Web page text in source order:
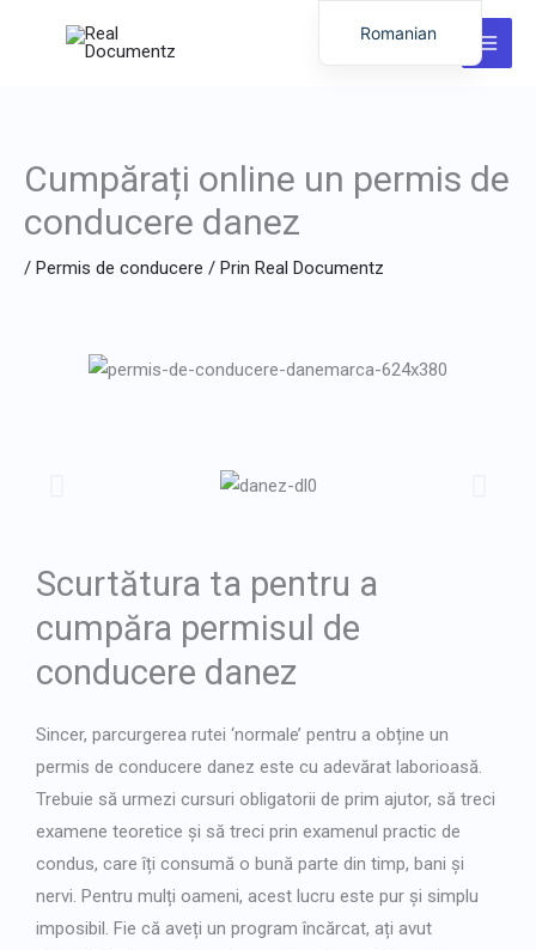
Cumpărați online un permis de
conducere danez
/ Permis de conducere / Prin Real Documentz
Scurtătura ta pentru a
cumpăra permisul de
conducere danez
Sincer, parcurgerea rutei ‘normale’ pentru a obține un
permis de conducere danez este cu adevărat laborioasă.
Trebuie să urmezi cursuri obligatorii de prim ajutor, să treci
examene teoretice și să treci prin examenul practic de
condus, care îți consumă o bună parte din timp, bani și
nervi. Pentru mulți oameni, acest lucru este pur și simplu
imposibil. Fie că aveți un program încărcat, ați avut
Romanian
Dutch
Hungarian
Bulgarian